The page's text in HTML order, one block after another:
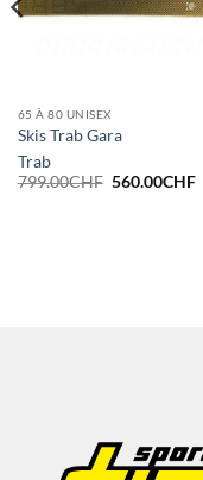
65 À 80 UNISEX
Skis Trab Gara
Trab
799.00CHF Le
560.00CHFLe